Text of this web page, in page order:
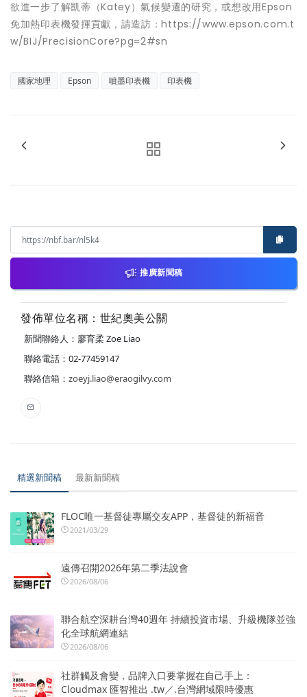
欲進一步了解凱蒂（Katey）氣候變遷的研究，或想改用Epson
免加熱印表機發揮貢獻，請造訪：https://www.epson.com.t
w/BIJ/PrecisionCore?pg=2#sn
國家地理 Epson 噴墨印表機 印表機
推廣新聞稿
發佈單位名稱：世紀奧美公關
新聞聯絡人：廖育柔 Zoe Liao
聯絡電話：02-77459147
聯絡信箱： zoeyj.liao@eraogilvy.com
精選新聞稿 最新新聞稿
FLOC唯一基督徒專屬交友APP，基督徒的新福音
2021/03/29
遠傳召開2026年第二季法說會
2026/08/06
聯合航空深耕台灣40週年 持續投資市場、升級機隊並強
化全球航網連結
2026/08/06
社群觸及會變，品牌入口要掌握在自己手上：
Cloudmax 匯智推出 .tw／.台灣網域限時優惠